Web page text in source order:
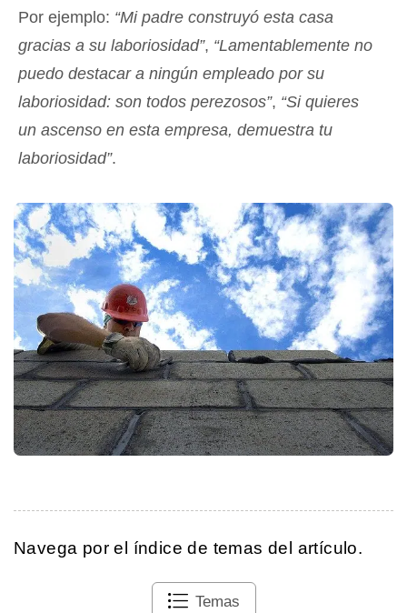
Por ejemplo: “Mi padre construyó esta casa
gracias a su laboriosidad”, “Lamentablemente no
puedo destacar a ningún empleado por su
laboriosidad: son todos perezosos”, “Si quieres
un ascenso en esta empresa, demuestra tu
laboriosidad”.
Navega por el índice de temas del artículo.
Temas